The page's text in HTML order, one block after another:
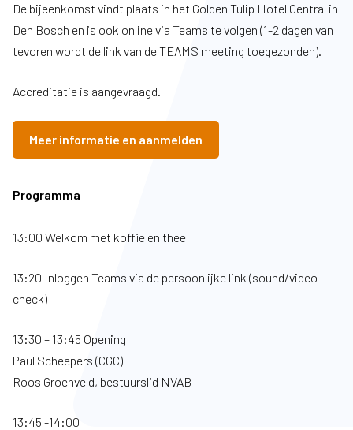
De bijeenkomst vindt plaats in het Golden Tulip Hotel Central in
Den Bosch en is ook online via Teams te volgen (1-2 dagen van
tevoren wordt de link van de TEAMS meeting toegezonden).
Accreditatie is aangevraagd.
Meer informatie en aanmelden
Programma
13:00 Welkom met koffie en thee
13:20 Inloggen Teams via de persoonlijke link (sound/video
check)
13:30 – 13:45 Opening
Paul Scheepers (CGC)
Roos Groenveld, bestuurslid NVAB
13:45 -14:00